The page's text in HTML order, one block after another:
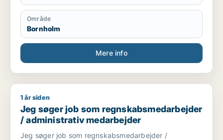
Område
Bornholm
Mere info
Jeg søger job som regnskabsmedarbejder / administrativ
1 år siden
Jeg søger job som regnskabsmedarbejder
/ administrativ medarbejder
Jeg søger job som regnskabsmedarbejder /